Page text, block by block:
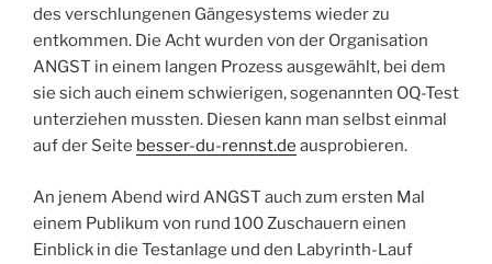
des verschlungenen Gängesystems wieder zu
entkommen. Die Acht wurden von der Organisation
ANGST in einem langen Prozess ausgewählt, bei dem
sie sich auch einem schwierigen, sogenannten OQ-Test
unterziehen mussten. Diesen kann man selbst einmal
auf der Seite besser-du-rennst.de ausprobieren.
An jenem Abend wird ANGST auch zum ersten Mal
einem Publikum von rund 100 Zuschauern einen
Einblick in die Testanlage und den Labyrinth-Lauf